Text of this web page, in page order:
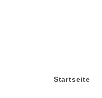
Startseite